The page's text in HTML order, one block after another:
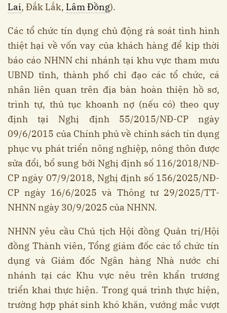
Lai, Đắk Lắk, Lâm Đồng).
Các tổ chức tín dụng chủ động rà soát tình hình
thiệt hại về vốn vay của khách hàng để kịp thời
báo cáo NHNN chi nhánh tại khu vực tham mưu
UBND tỉnh, thành phố chỉ đạo các tổ chức, cá
nhân liên quan trên địa bàn hoàn thiện hồ sơ,
trình tự, thủ tục khoanh nợ (nếu có) theo quy
định tại Nghị định 55/2015/NĐ-CP ngày
09/6/2015 của Chính phủ về chính sách tín dụng
phục vụ phát triển nông nghiệp, nông thôn được
sửa đổi, bổ sung bởi Nghị định số 116/2018/NĐ-
CP ngày 07/9/2018, Nghị định số 156/2025/NĐ-
CP ngày 16/6/2025 và Thông tư 29/2025/TT-
NHNN ngày 30/9/2025 của NHNN.
NHNN yêu cầu Chủ tịch Hội đồng Quản trị/Hội
đồng Thành viên, Tổng giám đốc các tổ chức tín
dụng và Giám đốc Ngân hàng Nhà nước chi
nhánh tại các Khu vực nêu trên khẩn trương
triển khai thực hiện. Trong quá trình thực hiện,
trường hợp phát sinh khó khăn, vướng mắc vượt